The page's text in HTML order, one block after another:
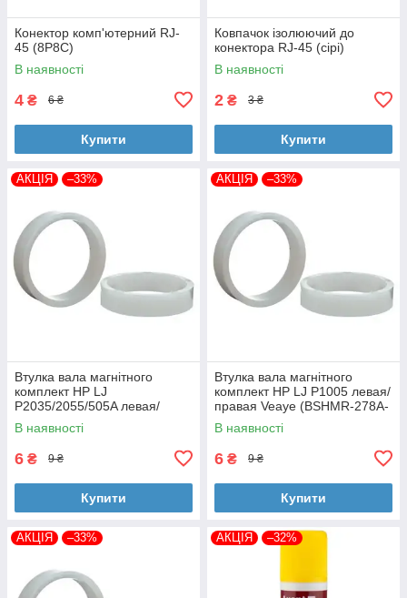
Конектор комп'ютерний RJ-
45 (8P8C)
В наявності
4 ₴ 6 ₴
Купити
Ковпачок ізолюючий до
конектора RJ-45 (сірі)
В наявності
2 ₴ 3 ₴
Купити
АКЦІЯ –33%
Втулка вала магнітного
комплект HP LJ
P2035/2055/505A левая/
правая Veaye (BSHMR-505A-
VE)
В наявності
6 ₴ 9 ₴
Купити
АКЦІЯ –33%
Втулка вала магнітного
комплект HP LJ P1005 левая/
правая Veaye (BSHMR-278A-
VE)
В наявності
6 ₴ 9 ₴
Купити
АКЦІЯ –33% АКЦІЯ –32%